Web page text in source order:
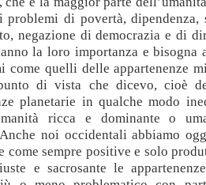
problemi di povertà, dipendenza,
negazione di democrazia e di
la loro importanza e bisogna
come quelli delle appartenenze
di vista che dicevo, cioè
planetarie in qualche modo
ricca e dominante o
noi occidentali abbiamo
come sempre positive e solo
e sacrosante le